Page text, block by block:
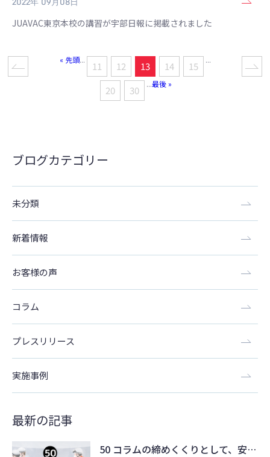
JUAVAC東京本校の講習が宇部日報に掲載されました
« 先頭...
11 12 13 14 15
...
20 30
...最後 »
ブログカテゴリー
未分類
新着情報
お客様の声
コラム
プレスリリース
実施事例
最新の記事
50 コラムの締めくくりとして、安…